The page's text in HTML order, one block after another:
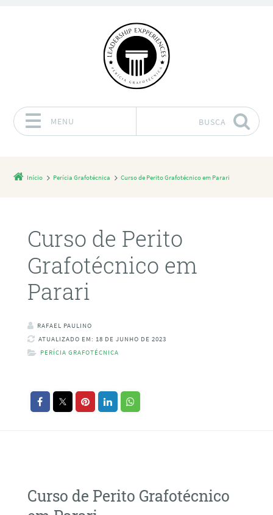
MENU BUSCA
Início Perícia Grafotécnica Curso de Perito Grafotécnico em Parari
Curso de Perito
Grafotécnico em
Parari
RAFAEL PAULINO
ATUALIZADO EM: 18 DE JUNHO DE 2023
PERÍCIA GRAFOTÉCNICA
Curso de Perito Grafotécnico